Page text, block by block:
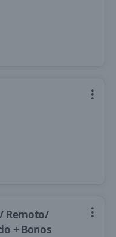
Remoto/
+ Bonos